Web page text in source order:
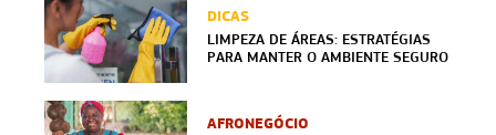
DICAS
LIMPEZA DE ÁREAS: ESTRATÉGIAS
PARA MANTER O AMBIENTE SEGURO
AFRONEGÓCIO